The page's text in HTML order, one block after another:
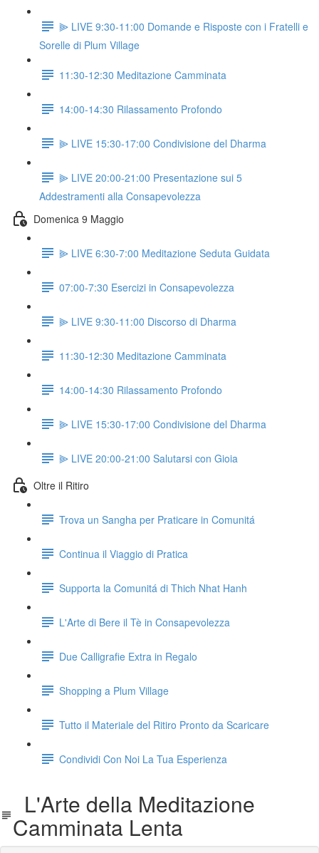
⫸ LIVE 9:30-11:00 Domande e Risposte con i Fratelli e
Sorelle di Plum Village
11:30-12:30 Meditazione Camminata
14:00-14:30 Rilassamento Profondo
⫸ LIVE 15:30-17:00 Condivisione del Dharma
⫸ LIVE 20:00-21:00 Presentazione sui 5
Addestramenti alla Consapevolezza
Domenica 9 Maggio
⫸ LIVE 6:30-7:00 Meditazione Seduta Guidata
07:00-7:30 Esercizi in Consapevolezza
⫸ LIVE 9:30-11:00 Discorso di Dharma
11:30-12:30 Meditazione Camminata
14:00-14:30 Rilassamento Profondo
⫸ LIVE 15:30-17:00 Condivisione del Dharma
⫸ LIVE 20:00-21:00 Salutarsi con Gioia
Oltre il Ritiro
Trova un Sangha per Praticare in Comunitá
Continua il Viaggio di Pratica
Supporta la Comunitá di Thich Nhat Hanh
L'Arte di Bere il Tè in Consapevolezza
Due Calligrafie Extra in Regalo
Shopping a Plum Village
Tutto il Materiale del Ritiro Pronto da Scaricare
Condividi Con Noi La Tua Esperienza
L'Arte della Meditazione
Camminata Lenta